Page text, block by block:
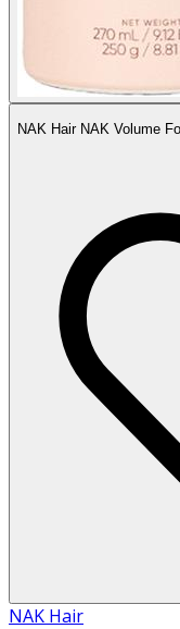
NAK Hair NAK Volume
NAK Hair